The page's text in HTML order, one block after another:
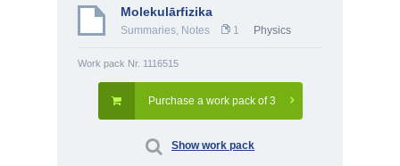
Molekulārfizika
Summaries, Notes 1 Physics
Work pack Nr. 1116515
Purchase a work pack of 3
Show work pack